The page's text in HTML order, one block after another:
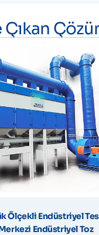
Çıkan
Ölçekli Endüstriyel
Endüstriyel Toz